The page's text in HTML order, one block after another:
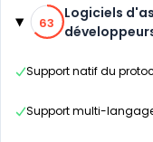
63% de
63
Logiciels
Support natif du
Support multi-